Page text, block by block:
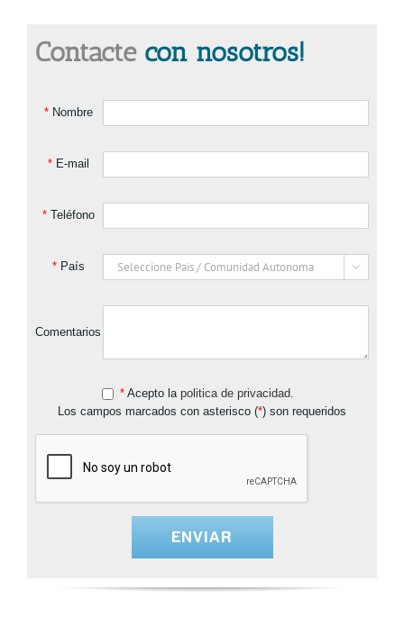
Contacte con nosotros!
*Nombre
*E-mail
*Teléfono
*País 
Comentarios
* Acepto la politica de privacidad.
Los campos marcados con asterisco (*) son requeridos